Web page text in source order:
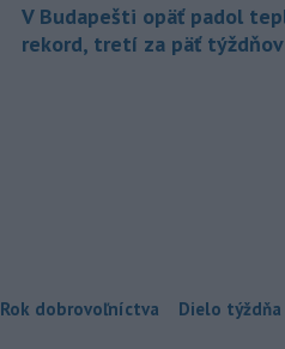
V Budapešti opäť padol
rekord, tretí za päť týždňov
Rok dobrovoľníctva Dielo týždňa